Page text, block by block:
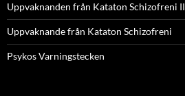
Uppvaknanden från Kataton Schizofreni II
Uppvaknande från Kataton Schizofreni
Psykos Varningstecken